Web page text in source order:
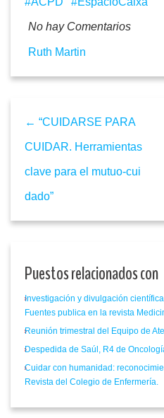
No hay Comentarios
Ruth Martin
← “CUIDARSE PARA
CUIDAR. Herramientas
clave para el mutuo-cui
dado”
Puestos relacionados con
Investigación y divulgación
Fuentes publica en la revista
Reunión trimestral del Equipo de
Despedida de Saúl, R4 de
Cuidar con humanidad:
Revista del Colegio de Enfermería.